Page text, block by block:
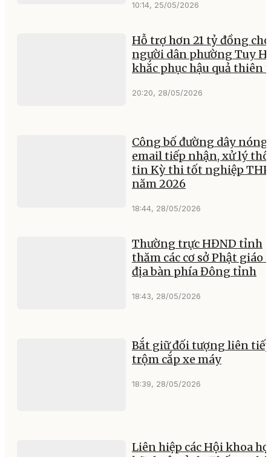
10:14, 25/05/2026
Hỗ trợ hơn 21 tỷ đồng cho
người dân phường Tuy
khắc phục hậu quả thiên
20:20, 28/05/2026
Công bố đường dây nóng
email tiếp nhận, xử lý
tin Kỳ thi tốt nghiệp
năm 2026
18:44, 28/05/2026
Thường trực HĐND tỉnh
thăm các cơ sở Phật giáo
địa bàn phía Đông tỉnh
18:43, 28/05/2026
Bắt giữ đối tượng liên
trộm cắp xe máy
18:39, 28/05/2026
Liên hiệp các Hội khoa